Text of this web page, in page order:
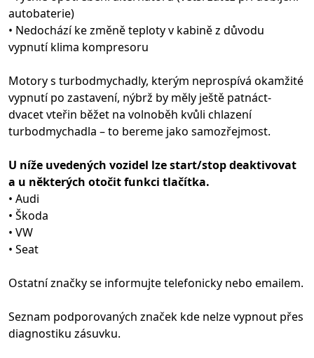
autobaterie)
• Nedochází ke změně teploty v kabině z důvodu
vypnutí klima kompresoru
Motory s turbodmychadly, kterým neprospívá okamžité
vypnutí po zastavení, nýbrž by měly ještě patnáct-
dvacet vteřin běžet na volnoběh kvůli chlazení
turbodmychadla – to bereme jako samozřejmost.
U níže uvedených vozidel lze start/stop deaktivovat
a u některých otočit funkci tlačítka.
• Audi
• Škoda
• VW
• Seat
Ostatní značky se informujte telefonicky nebo emailem.
Seznam podporovaných značek kde nelze vypnout přes
diagnostiku zásuvku.